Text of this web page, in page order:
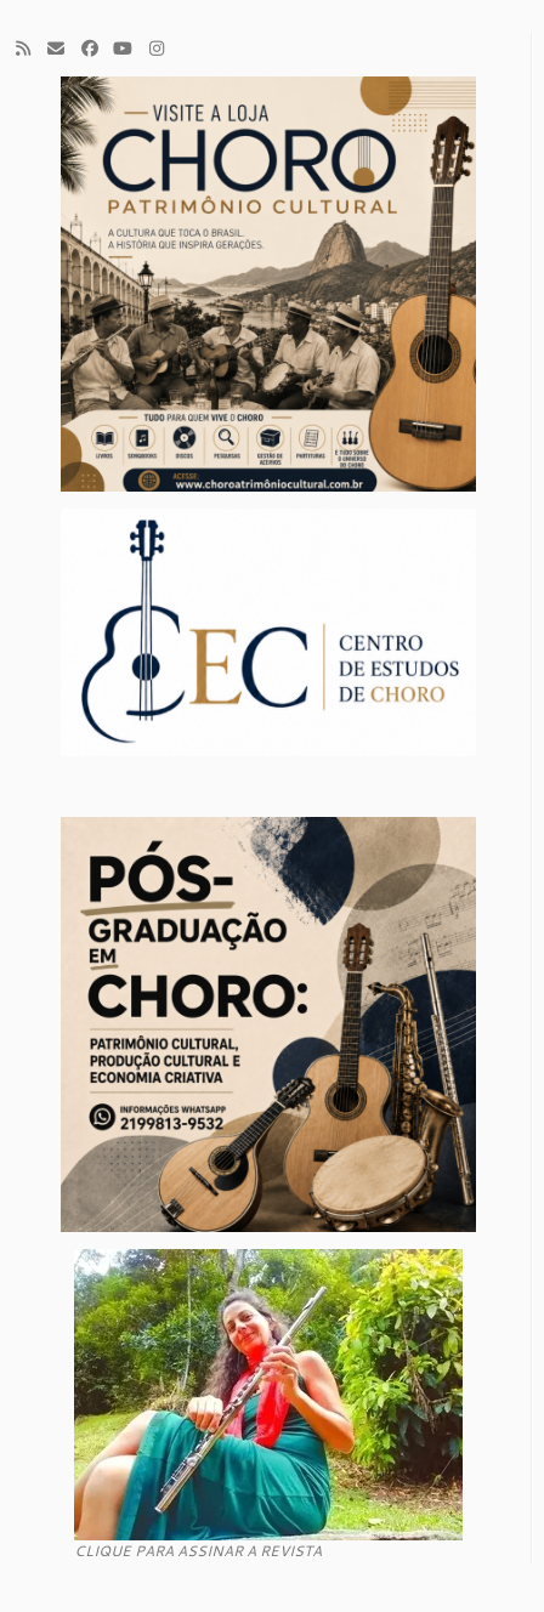
CLIQUE PARA ASSINAR A REVISTA